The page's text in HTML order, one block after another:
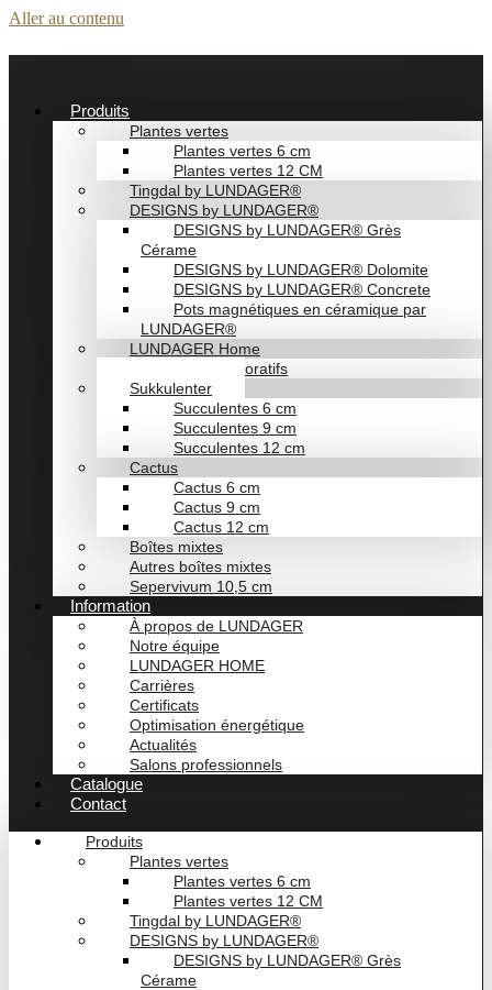
Aller au contenu
Produits
Plantes vertes
Plantes vertes 6 cm
Plantes vertes 12 CM
Tingdal by LUNDAGER®
DESIGNS by LUNDAGER®
DESIGNS by LUNDAGER® Grès
Cérame
DESIGNS by LUNDAGER® Dolomite
DESIGNS by LUNDAGER® Concrete
Pots magnétiques en céramique par
LUNDAGER®
LUNDAGER Home
Vases décoratifs
Sukkulenter
Succulentes 6 cm
Succulentes 9 cm
Succulentes 12 cm
Cactus
Cactus 6 cm
Cactus 9 cm
Cactus 12 cm
Boîtes mixtes
Autres boîtes mixtes
Sepervivum 10,5 cm
Information
À propos de LUNDAGER
Notre équipe
LUNDAGER HOME
Carrières
Certificats
Optimisation énergétique
Actualités
Salons professionnels
Catalogue
Contact
Produits
Plantes vertes
Plantes vertes 6 cm
Plantes vertes 12 CM
Tingdal by LUNDAGER®
DESIGNS by LUNDAGER®
DESIGNS by LUNDAGER® Grès
Cérame